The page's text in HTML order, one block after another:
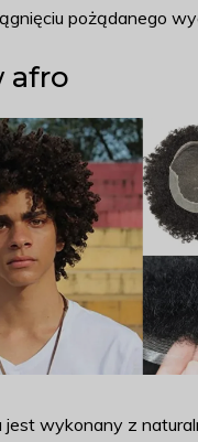
pożądanego
afro
jest wykonany z